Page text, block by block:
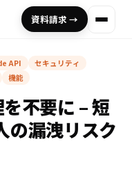
資料請求 →
API
セキュリティ
機能
不要に – 短
の漏洩リスク